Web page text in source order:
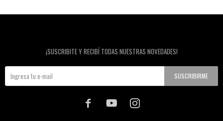
¡SUSCRIBITE Y RECIBÍ TODAS NUESTRAS NOVEDADES!
SUSCRIBIRME
  